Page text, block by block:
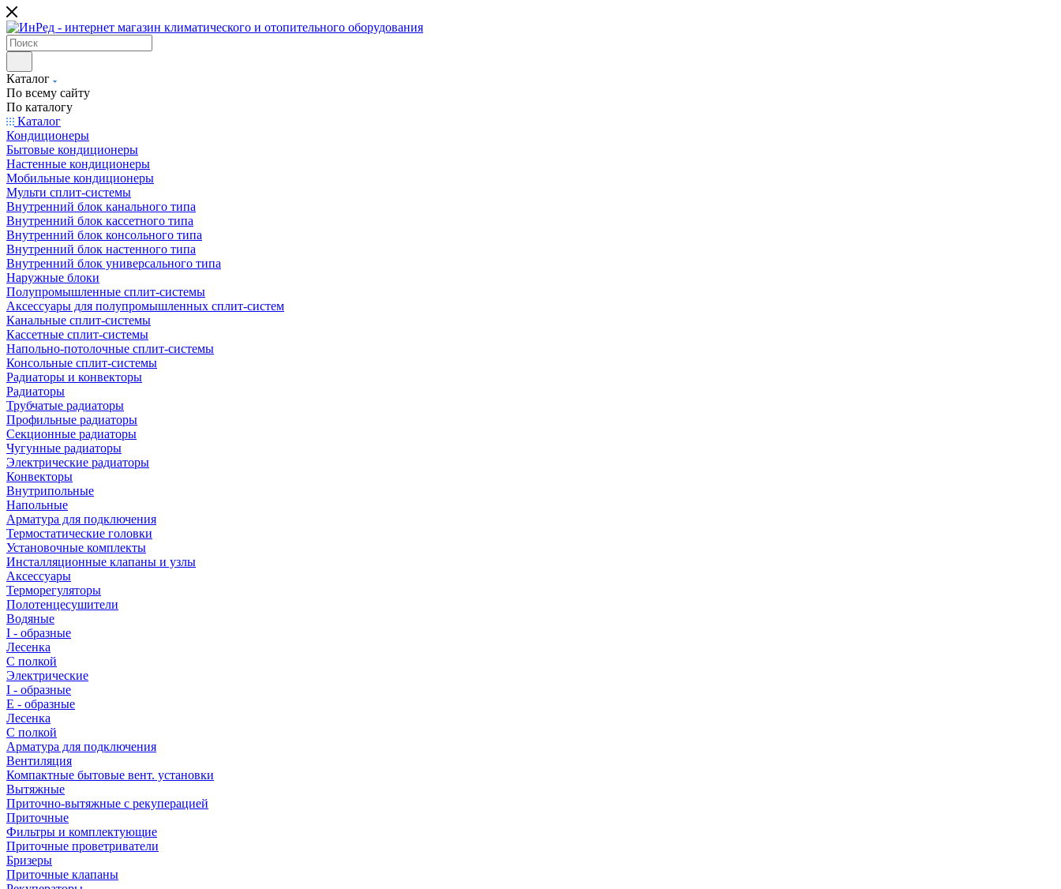
Каталог
По всему сайту
По каталогу
Каталог
Кондиционеры
Бытовые кондиционеры
Настенные кондиционеры
Мобильные кондиционеры
Мульти сплит-системы
Внутренний блок канального типа
Внутренний блок кассетного типа
Внутренний блок консольного типа
Внутренний блок настенного типа
Внутренний блок универсального типа
Наружные блоки
Полупромышленные сплит-системы
Аксессуары для полупромышленных сплит-систем
Канальные сплит-системы
Кассетные сплит-системы
Напольно-потолочные сплит-системы
Консольные сплит-системы
Радиаторы и конвекторы
Радиаторы
Трубчатые радиаторы
Профильные радиаторы
Секционные радиаторы
Чугунные радиаторы
Электрические радиаторы
Конвекторы
Внутрипольные
Напольные
Арматура для подключения
Термостатические головки
Установочные комплекты
Инсталляционные клапаны и узлы
Аксессуары
Терморегуляторы
Полотенцесушители
Водяные
I - образные
Лесенка
С полкой
Электрические
I - образные
E - образные
Лесенка
С полкой
Арматура для подключения
Вентиляция
Компактные бытовые вент. установки
Вытяжные
Приточно-вытяжные с рекуперацией
Приточные
Фильтры и комплектующие
Приточные проветриватели
Бризеры
Приточные клапаны